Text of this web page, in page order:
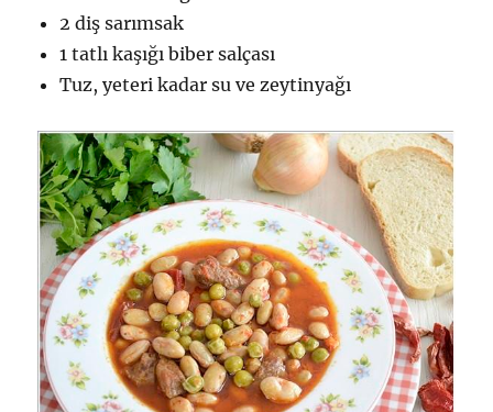
2 diş sarımsak
1 tatlı kaşığı biber salçası
Tuz, yeteri kadar su ve zeytinyağı